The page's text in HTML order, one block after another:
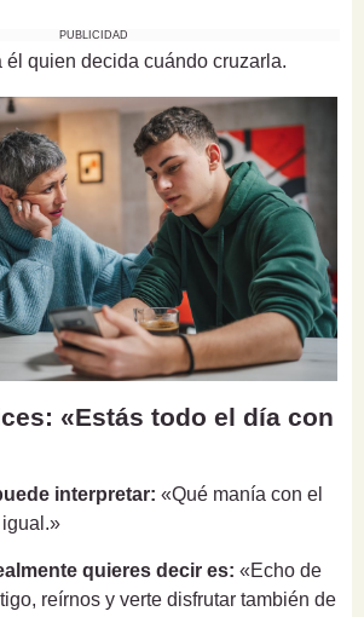
PUBLICIDAD
él quien decida cuándo cruzarla.
«Estás todo el día con
interpretar: «Qué manía con el
quieres decir es: «Echo de
reírnos y verte disfrutar también de